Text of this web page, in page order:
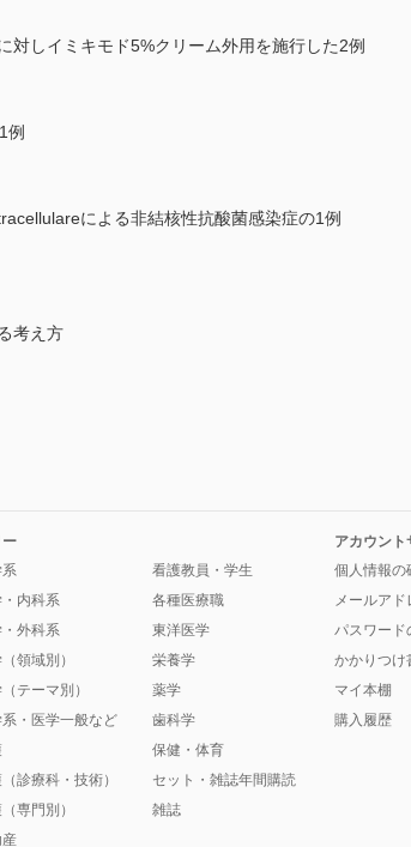
対しイミキモド5%クリーム外用を施行した2例
例
による非結核性抗酸菌感染症の1例
考え方
ー
内科系
外科系
領域別）
テーマ別）
・医学一般など
診療科・技術）
専門別）
看護教員・学生
各種医療職
東洋医学
栄養学
薬学
歯科学
保健・体育
セット・雑誌年間購読
雑誌
アカウント
個人情報の
メールア
パスワード
かかりつけ
マイ本棚
購入履歴